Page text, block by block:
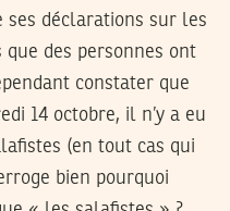
ses déclarations sur les
que des personnes ont
constater que
14 octobre, il n’y a eu
(en tout cas qui
bien pourquoi